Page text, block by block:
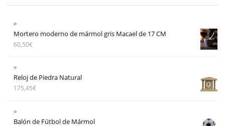
Mortero moderno de mármol gris Macael de 17 CM
60,50€
Reloj de Piedra Natural
175,45€
Balón de Fútbol de Mármol